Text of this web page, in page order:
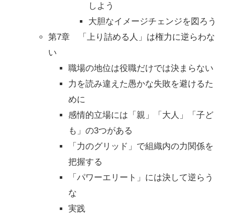
しよう
大胆なイメージチェンジを図ろう
第7章 「上り詰める人」は権力に逆らわな
い
職場の地位は役職だけでは決まらない
力を読み違えた愚かな失敗を避けるた
めに
感情的立場には「親」「大人」「子ど
も」の3つがある
「力のグリッド」で組織内の力関係を
把握する
「パワーエリート」には決して逆らう
な
実践